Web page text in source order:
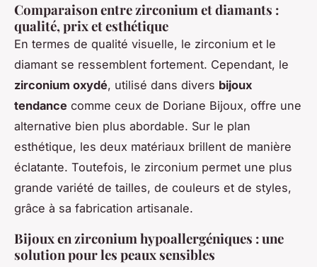
Comparaison entre zirconium et diamants :
qualité, prix et esthétique
En termes de qualité visuelle, le zirconium et le
diamant se ressemblent fortement. Cependant, le
zirconium oxydé, utilisé dans divers bijoux
tendance comme ceux de Doriane Bijoux, offre une
alternative bien plus abordable. Sur le plan
esthétique, les deux matériaux brillent de manière
éclatante. Toutefois, le zirconium permet une plus
grande variété de tailles, de couleurs et de styles,
grâce à sa fabrication artisanale.
Bijoux en zirconium hypoallergéniques : une
solution pour les peaux sensibles